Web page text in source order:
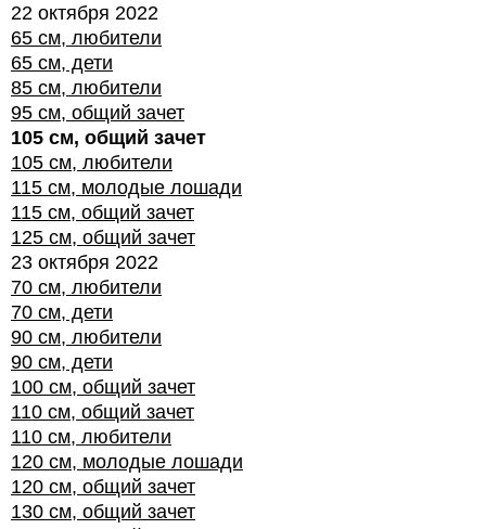
22 октября 2022
65 см, любители
65 см, дети
85 см, любители
95 см, общий зачет
105 см, общий зачет
105 см, любители
115 см, молодые лошади
115 см, общий зачет
125 см, общий зачет
23 октября 2022
70 см, любители
70 см, дети
90 см, любители
90 см, дети
100 см, общий зачет
110 см, общий зачет
110 см, любители
120 см, молодые лошади
120 см, общий зачет
130 см, общий зачет